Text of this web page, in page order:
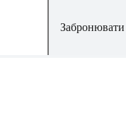
Забронювати